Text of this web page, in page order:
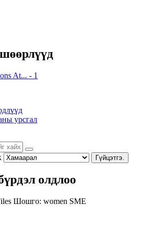
At... - 1
урсгал
Гүйцэтгэ.
олдлоо
Шошго: women SME